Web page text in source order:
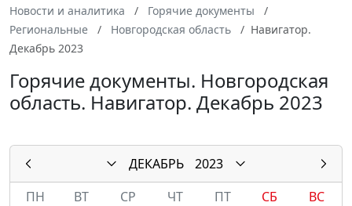
Новости и аналитика
Горячие документы
Региональные
Новгородская область
Навигатор.
Декабрь 2023
Горячие документы. Новгородская
область. Навигатор. Декабрь 2023
ДЕКАБРЬ
2023
ПН
ВТ СР ЧТ ПТ СБ
ВС